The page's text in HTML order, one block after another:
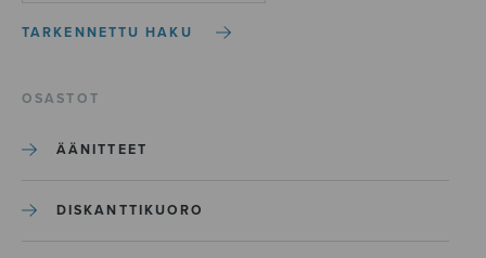
TARKENNETTU HAKU
OSASTOT
ÄÄNITTEET
DISKANTTIKUORO